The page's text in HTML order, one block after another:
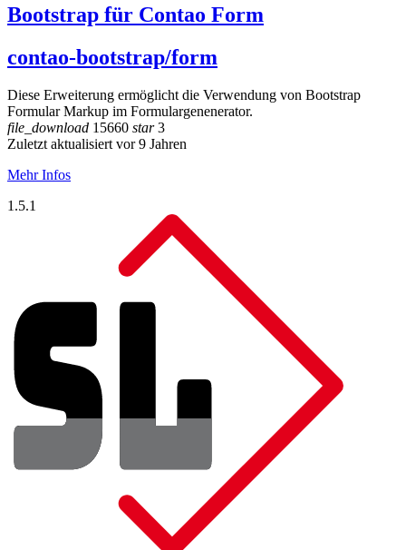
Bootstrap für Contao Form
contao-bootstrap/form
Diese Erweiterung ermöglicht die Verwendung von Bootstrap
Formular Markup im Formulargenenerator.
file_download 15660 star3
Zuletzt aktualisiert vor 9 Jahren
Mehr Infos
1.5.1